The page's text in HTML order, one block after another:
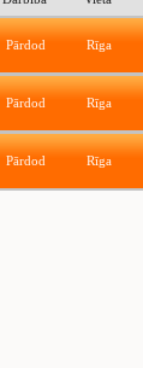
Pārdod Rīga
Pārdod Rīga
Pārdod Rīga